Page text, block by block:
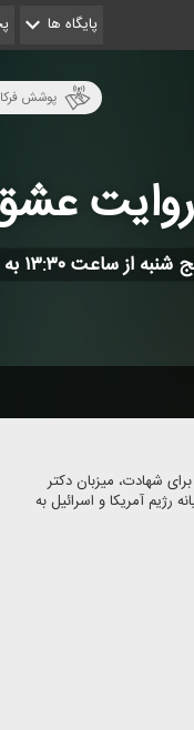
پایگاه ها
پوشش
روایت
ساعت ۱۳:۳۰ به مدت ۳۰ دقیقه
شهادت، میزبان دكتر
آمریكا و اسرائیل به